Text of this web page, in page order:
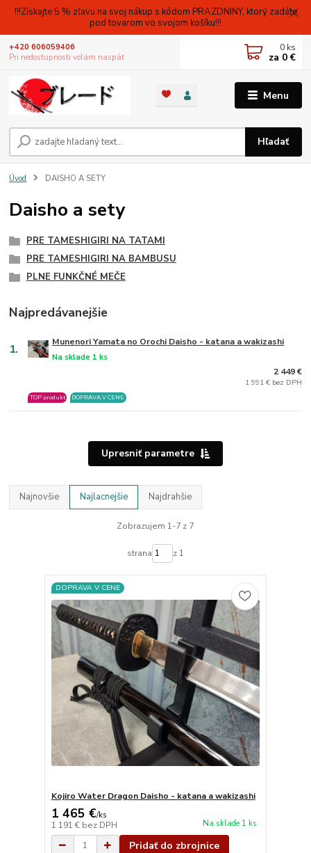
!!!Získajte 5 % zľavu na svoj nákup s kódom PRAZDNINY, ktorý zadáte
pod tovarom vo svojom košíku!!!
Menu
Hľadať
+420 606059406
Pri nedostupnosti volám naspäť
0 ks
za 0 €
Úvod DAISHO A SETY
Daisho a sety
PRE TAMESHIGIRI NA TATAMI
PRE TAMESHIGIRI NA BAMBUSU
PLNE FUNKČNÉ MEČE
Najpredávanejšie
1. Munenori Yamata no Orochi Daisho - katana a wakizashi
Na sklade 1 ks
TOP produkt DOPRAVA V CENE
2 449 €
1 991 € bez DPH
Upresniť parametre
Najnovšie Najlacnejšie Najdrahšie
Zobrazujem 1-7 z 7
strana z 1
DOPRAVA V CENE
Kojiro Water Dragon Daisho - katana a wakizashi
1 465 €/ks
1 191 € bez DPH Na sklade 1 ks
Pridať do zbrojnice